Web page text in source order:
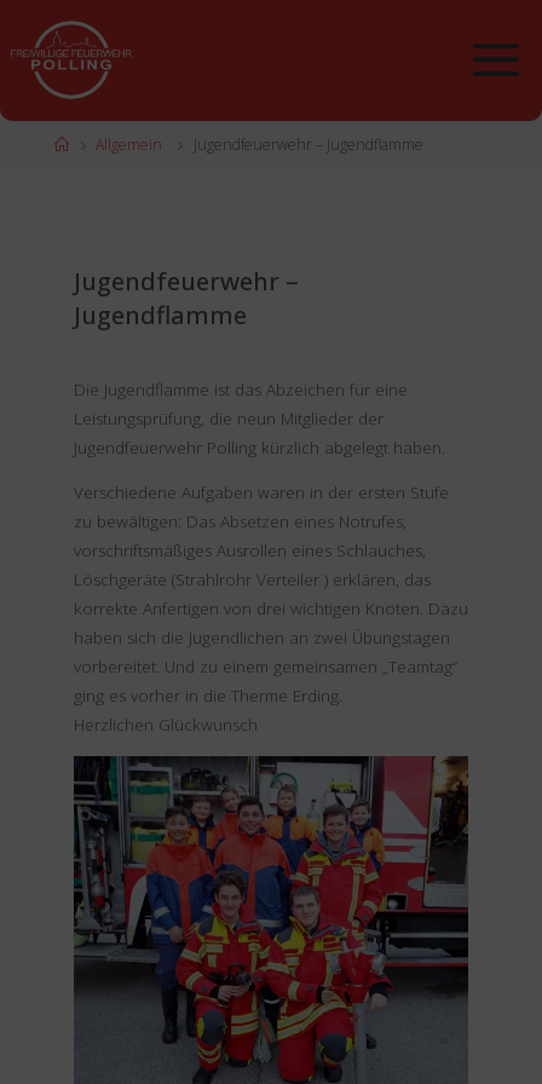
Inhalt
springen
StartAllgemein Jugendfeuerwehr – Jugendflamme
Jugendfeuerwehr –
Jugendflamme
Die Jugendflamme ist das Abzeichen für eine
Leistungsprüfung, die neun Mitglieder der
Jugendfeuerwehr Polling kürzlich abgelegt haben.
Verschiedene Aufgaben waren in der ersten Stufe
zu bewältigen: Das Absetzen eines Notrufes,
vorschriftsmäßiges Ausrollen eines Schlauches,
Löschgeräte (Strahlrohr Verteiler ) erklären, das
korrekte Anfertigen von drei wichtigen Knoten. Dazu
haben sich die Jugendlichen an zwei Übungstagen
vorbereitet. Und zu einem gemeinsamen „Teamtag“
ging es vorher in die Therme Erding.
Herzlichen Glückwunsch